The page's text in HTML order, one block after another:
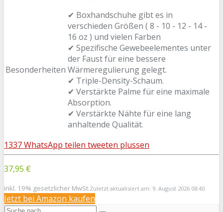
Besonderheiten
✔ Boxhandschuhe gibt es in
verschieden Größen ( 8 - 10 - 12 - 14 -
16 oz ) und vielen Farben
✔ Spezifische Gewebeelementes unter
der Faust für eine bessere
Wärmeregulierung gelegt.
✔ Triple-Density-Schaum.
✔ Verstärkte Palme für eine maximale
Absorption.
✔ Verstärkte Nähte für eine lang
anhaltende Qualität.
1337WhatsApp teilen tweeten plussen
37,95 €
inkl. 19% gesetzlicher MwSt.Zuletzt aktualisiert am: 9. August 2026 08:40
Jetzt bei Amazon kaufen